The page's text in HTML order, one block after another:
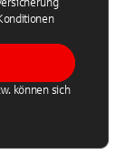
können sich